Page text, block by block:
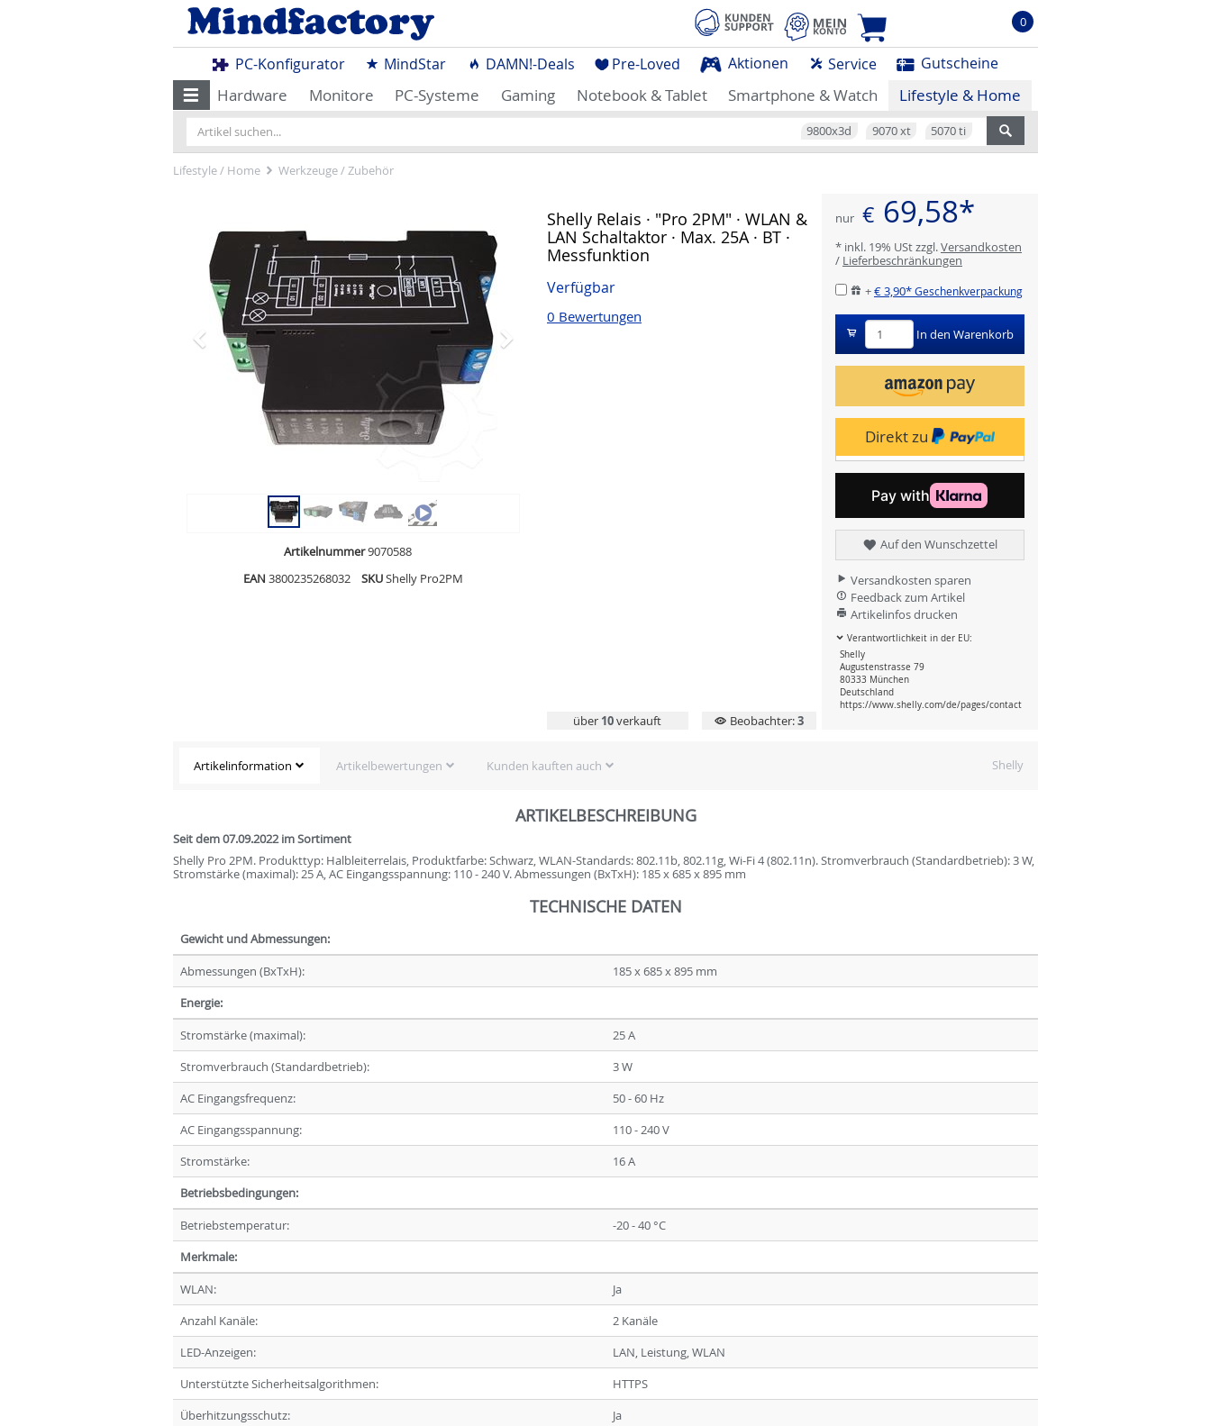
0
PC-Konfigurator MindStar DAMN!-Deals Pre-Loved Aktionen Service Gutscheine
Hardware Monitore PC-Systeme Gaming Notebook & Tablet Smartphone & Watch Lifestyle & Home
9800x3d 9070 xt 5070 ti
Lifestyle / Home Werkzeuge / Zubehör
Artikelnummer9070588
EAN 3800235268032 SKUShelly Pro2PM
Shelly Relais · "Pro 2PM" · WLAN &
LAN Schaltaktor · Max. 25A · BT ·
Messfunktion
Verfügbar
0 Bewertungen
über 10verkauft Beobachter:3
nur € 69,58*
* inkl. 19% USt zzgl.Versandkosten
/ Lieferbeschränkungen
+€ 3,90* Geschenkverpackung
In den Warenkorb
Direkt zu
Auf den Wunschzettel
Versandkosten sparen
Feedback zum Artikel
Artikelinfos drucken
Verantwortlichkeit in der EU:
Shelly
Augustenstrasse 79
80333 München
Deutschland
https://www.shelly.com/de/pages/contact
Shelly
Artikelinformation Artikelbewertungen Kunden kauften auch
ARTIKELBESCHREIBUNG
Seit dem 07.09.2022 im Sortiment
Shelly Pro 2PM. Produkttyp: Halbleiterrelais, Produktfarbe: Schwarz, WLAN-Standards: 802.11b, 802.11g, Wi-Fi 4 (802.11n). Stromverbrauch (Standardbetrieb): 3 W,
Stromstärke (maximal): 25 A, AC Eingangsspannung: 110 - 240 V. Abmessungen (BxTxH): 185 x 685 x 895 mm
TECHNISCHE DATEN
Gewicht und Abmessungen:
Abmessungen (BxTxH):
185 x 685 x 895 mm
Energie:
Stromstärke (maximal):
25 A
Stromverbrauch (Standardbetrieb):
3 W
AC Eingangsfrequenz:
50 - 60 Hz
AC Eingangsspannung:
110 - 240 V
Stromstärke:
16 A
Betriebsbedingungen:
Betriebstemperatur:
-20 - 40 °C
Merkmale:
WLAN:
Ja
Anzahl Kanäle:
2 Kanäle
LED-Anzeigen:
LAN, Leistung, WLAN
Unterstützte Sicherheitsalgorithmen:
HTTPS
Überhitzungsschutz:
Ja